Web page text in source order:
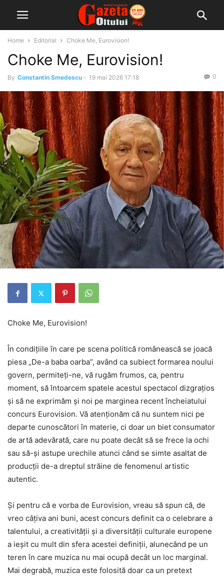
Home Editorial Choke Me, Eurovision!
Choke Me, Eurovision!
By Constantin Smedescu - 19 mai 2026 17:18 0
Choke Me, Eurovision!
În condițiile în care pe scena politică românească se joacă
piesa „De-a baba oarba”, având ca subiect formarea noului
govern, permiteți-ne, vă rugăm frumos, ca, pentru
moment, să întoarcem spatele acestul spectacol dizgrațios
și să ne exprimăm și noi pe marginea recent încheiatului
concurs Eurovision. Vă atenționăm că nu suntem nici pe
departe cunoscători în materie, ci doar un biet consumator
de artă adevărată, care nu poate decât să se frece la ochi
sau să-și astupe urechile atunci când se simte asaltat de
producții de-a dreptul străine de fenomenul artistic
autentic.
Și pentru că e vorba de Eurovision, vreau să spun că, de
vreo câțiva ani buni, acest concurs definit ca o celebrare a
talentului, a creativității și a diversității culturale europene
a ieșit cu mult din sfera acestei definiții, alunecând pe un
teren în care muzica nu mai ocupă decât un loc marginal.
Mai degrabă, muzica este folosită doar ca un pretext